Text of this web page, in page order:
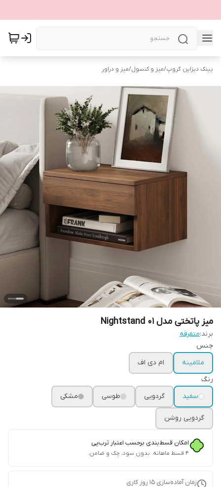
پینک دیزاین گروپ/میز و کنسول/میز و دراور
میز پاتختی مدل Nightstand 01
برند:متفرقه
جنس
ملامینه
ام دی اف
رنگ
سفید
گردویی طوسی مشکی
گردویی روشن
امکان قسط‌بندی برحسب اعتبار ترب‌پی
۴ قسط ماهانه. بدون سود، چک و ضامن.
زمان آماده‌سازی 15 روز کاری